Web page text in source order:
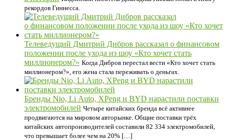
рекордов Гиннесса.
Телеведущий Дмитрий Дибров рассказал о финансовом
положении после ухода из шоу «Кто хочет стать
миллионером?» Когда Дибров перестал вести «Кто хочет стать
миллионером?», его жена стала переживать о деньгах.
Бренды Nio, Li Auto, XPeng и BYD нарастили поставки
электромобилей Четыре китайских бренда всё активнее
продвигаются на мировом авторынке. Общие поставки трёх
китайских автопроизводителей составили 82 334 электромобилей,
что превышает более чем на 20% […]